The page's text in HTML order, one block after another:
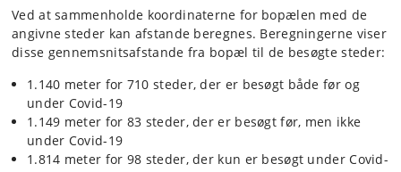
Ved at sammenholde koordinaterne for bopælen med de
angivne steder kan afstande beregnes. Beregningerne viser
disse gennemsnitsafstande fra bopæl til de besøgte steder:
1.140 meter for 710 steder, der er besøgt både før og
under Covid-19
1.149 meter for 83 steder, der er besøgt før, men ikke
under Covid-19
1.814 meter for 98 steder, der kun er besøgt under Covid-